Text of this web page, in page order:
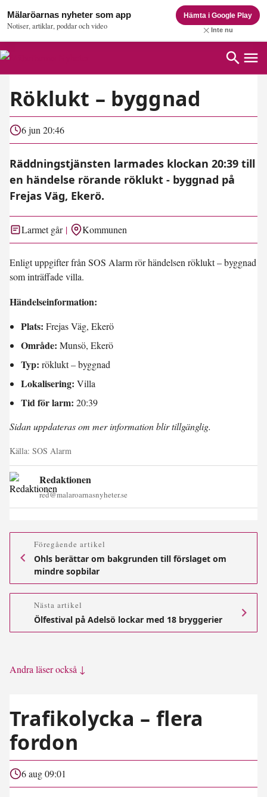
Mälaröarnas nyheter som app
Notiser, artiklar, poddar och video
Hämta i Google Play
Inte nu
Röklukt – byggnad
6 jun 20:46
Räddningstjänsten larmades klockan 20:39 till
en händelse rörande röklukt - byggnad på
Frejas Väg, Ekerö.
Larmet går Kommunen
Enligt uppgifter från SOS Alarm rör händelsen röklukt – byggnad
som inträffade villa.
Händelseinformation:
Plats: Frejas Väg, Ekerö
Område: Munsö, Ekerö
Typ: röklukt – byggnad
Lokalisering: Villa
Tid för larm: 20:39
Sidan uppdateras om mer information blir tillgänglig.
Källa: SOS Alarm
Redaktionen
red@malaroarnasnyheter.se
Föregående artikel
Ohls berättar om bakgrunden till förslaget om
mindre sopbilar
Nästa artikel
Ölfestival på Adelsö lockar med 18 bryggerier
Andra läser också ↓
Trafikolycka – flera
fordon
6 aug 09:01